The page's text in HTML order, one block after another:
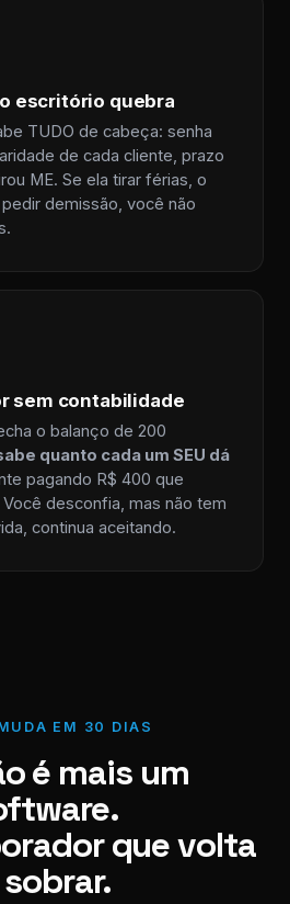
escritório quebra
TUDO de cabeça: senha
de cada cliente, prazo
ME. Se ela tirar férias, o
demissão, você não
sem contabilidade
o balanço de 200
quanto cada um SEU dá
pagando R$ 400 que
desconfia, mas não tem
continua aceitando.
EM 30 DIAS
é mais um
que volta